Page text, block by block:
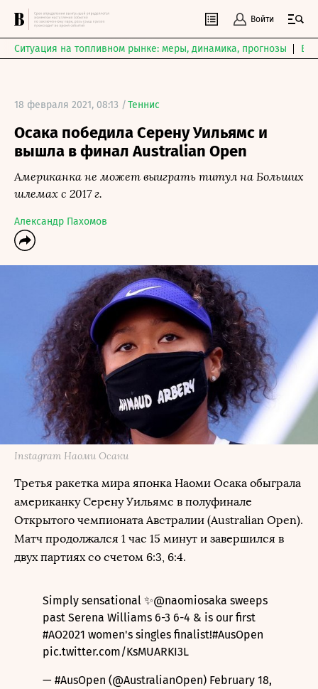
Войти
Ситуация на топливном рынке: меры, динамика, прогнозы
18 февраля 2021, 08:13 /Теннис
Осака победила Серену Уильямс и
вышла в финал Australian Open
Американка не может выиграть титул на Больших
шлемах с 2017 г.
Александр Пахомов
Instagram Наоми Осаки
Третья ракетка мира японка Наоми Осака обыграла
американку Серену Уильямс в полуфинале
Открытого чемпионата Австралии (Australian Open).
Матч продолжался 1 час 15 минут и завершился в
двух партиях со счетом 6:3, 6:4.
Simply sensational ✨@naomiosaka sweeps
past Serena Williams 6-3 6-4 & is our first
#AO2021 women's singles finalist!#AusOpen
pic.twitter.com/KsMUARKI3L
— #AusOpen (@AustralianOpen) February 18,